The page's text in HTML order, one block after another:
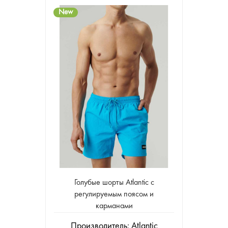
New
Голубые шорты Atlantic с
регулируемым поясом и
карманами
Производитель: Atlantic